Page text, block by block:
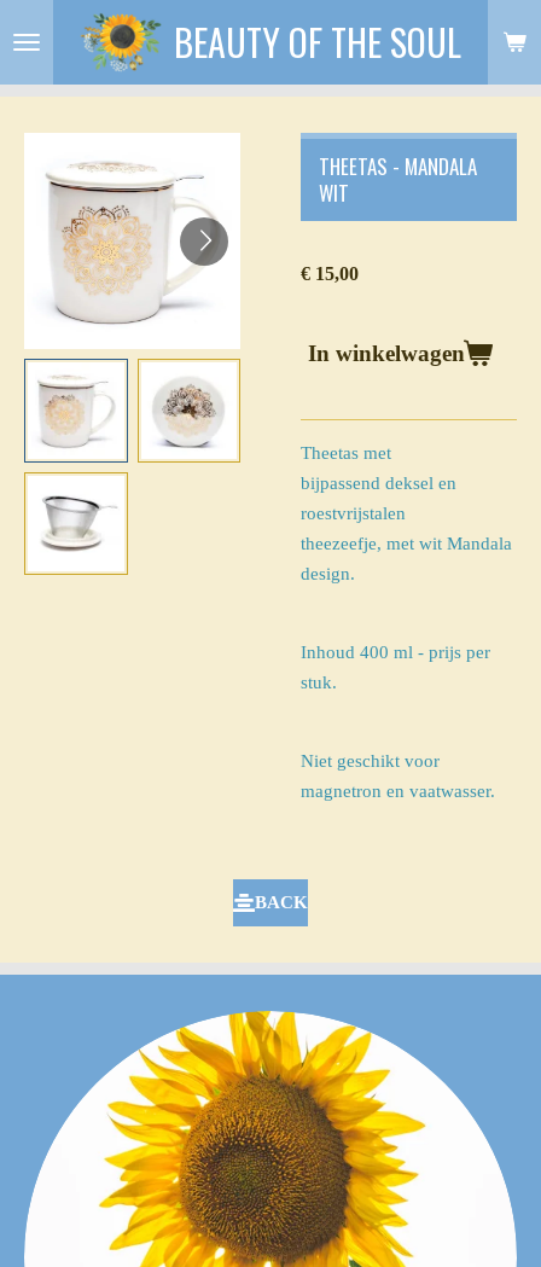
direct
naar
BEAUTY OF THE SOUL
THEETAS - MANDALA
WIT
€ 15,00
In winkelwagen
Theetas met
bijpassend deksel en
roestvrijstalen
theezeefje, met wit Mandala
design.
Inhoud 400 ml - prijs per
stuk.
Niet geschikt voor
magnetron en vaatwasser.
BACK